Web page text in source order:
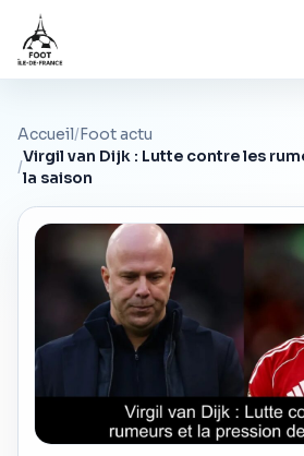
Accueil/Foot actu
/
Virgil van Dijk : Lutte contre les
la saison